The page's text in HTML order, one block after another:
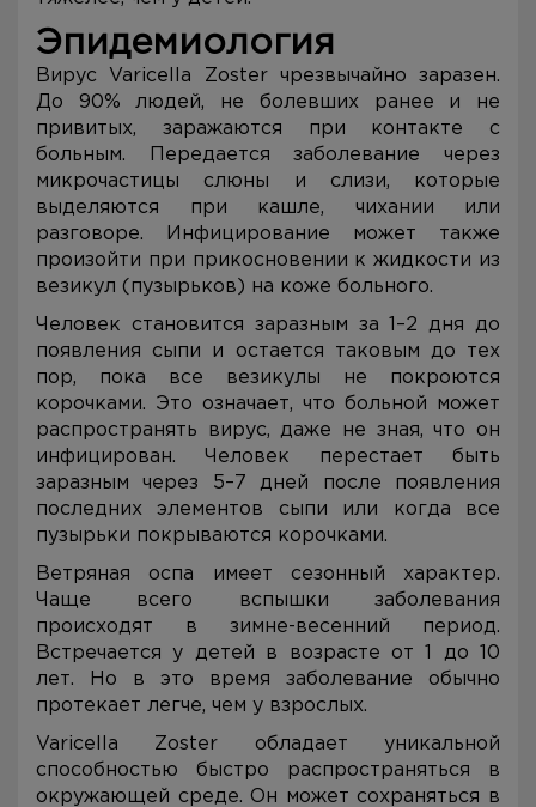
Эпидемиология
Вирус Varicella Zoster чрезвычайно заразен.
До 90% людей, не болевших ранее и не
привитых, заражаются при контакте с
больным. Передается заболевание через
микрочастицы слюны и слизи, которые
выделяются при кашле, чихании или
разговоре. Инфицирование может также
произойти при прикосновении к жидкости из
везикул (пузырьков) на коже больного.
Человек становится заразным за 1–2 дня до
появления сыпи и остается таковым до тех
пор, пока все везикулы не покроются
корочками. Это означает, что больной может
распространять вирус, даже не зная, что он
инфицирован. Человек перестает быть
заразным через 5–7 дней после появления
последних элементов сыпи или когда все
пузырьки покрываются корочками.
Ветряная оспа имеет сезонный характер.
Чаще всего вспышки заболевания
происходят в зимне-весенний период.
Встречается у детей в возрасте от 1 до 10
лет. Но в это время заболевание обычно
протекает легче, чем у взрослых.
Varicella Zoster обладает уникальной
способностью быстро распространяться в
окружающей среде. Он может сохраняться в